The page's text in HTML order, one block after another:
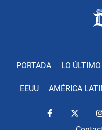
PORTADA LO ÚLTIMO
EEUU AMÉRICA